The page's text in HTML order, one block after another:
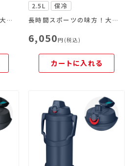
長時間スポーツの味方！大容量＆冷たさキープ
2.5L
保冷
長時間スポーツの味方！大容量＆冷たさキープ
6,050円(税込)
カートに入れる